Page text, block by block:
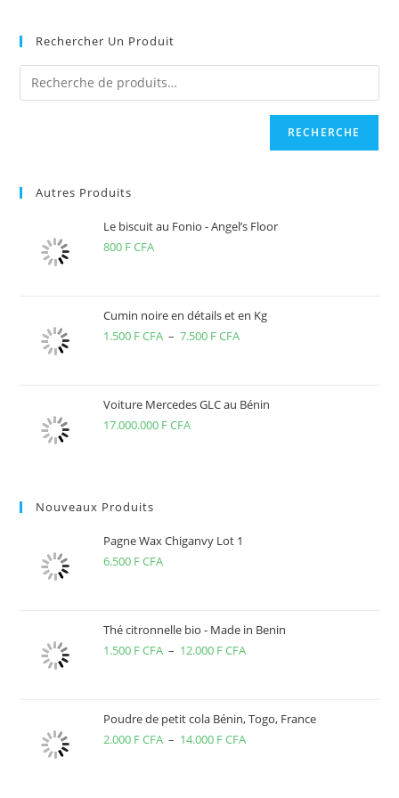
Rechercher Un Produit
RECHERCHE
Autres Produits
Le biscuit au Fonio - Angel’s Floor
800 F CFA
Cumin noire en détails et en Kg
1.500 F CFA – 7.500 F CFAPlage
1.500 F
Voiture Mercedes GLC au Bénin
17.000.000 F CFA
Nouveaux Produits
Pagne Wax Chiganvy Lot 1
6.500 F CFA
Thé citronnelle bio - Made in Benin
1.500 F CFA – 12.000 F CFAPlage
1.500 F
CFA
Poudre de petit cola Bénin, Togo, France
2.000 F CFA – 14.000 F CFAPlage